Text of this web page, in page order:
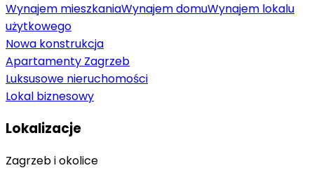
Wynajem mieszkaniaWynajem domuWynajem lokalu
użytkowego
Nowa konstrukcja
Apartamenty Zagrzeb
Luksusowe nieruchomości
Lokal biznesowy
Lokalizacje
Zagrzeb i okolice